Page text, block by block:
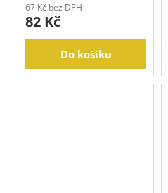
67 Kč bez DPH
82 Kč
Do košíku